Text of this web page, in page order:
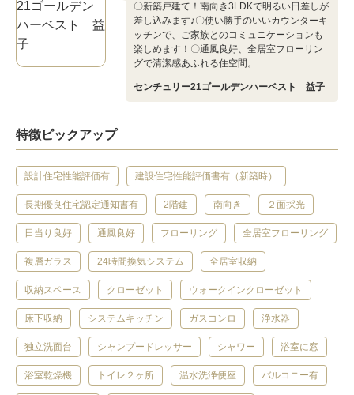
〇新築戸建て！南向き3LDKで明るい日差しが
差し込みます♪〇使い勝手のいいカウンターキ
ッチンで、ご家族とのコミュニケーションも
楽しめます！〇通風良好、全居室フローリン
グで清潔感あふれる住空間。
センチュリー21ゴールデンハーベスト 益子
特徴ピックアップ
設計住宅性能評価有 建設住宅性能評価書有（新築時）
長期優良住宅認定通知書有 2階建 南向き ２面採光
日当り良好 通風良好 フローリング 全居室フローリング
複層ガラス 24時間換気システム 全居室収納
収納スペース クローゼット ウォークインクローゼット
床下収納 システムキッチン ガスコンロ 浄水器
独立洗面台 シャンプードレッサー シャワー 浴室に窓
浴室乾燥機 トイレ２ヶ所 温水洗浄便座 バルコニー有